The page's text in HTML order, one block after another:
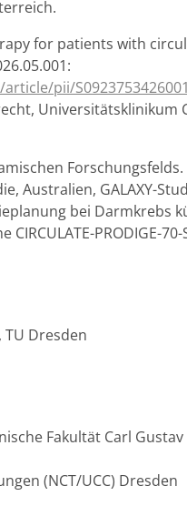
for patients with
pii/
Universitätsklinikum
Australien, GALAXY-
bei Darmkrebs
PRODIGE-
Dresden
Fakultät Carl Gustav
(NCT/UCC) Dresden